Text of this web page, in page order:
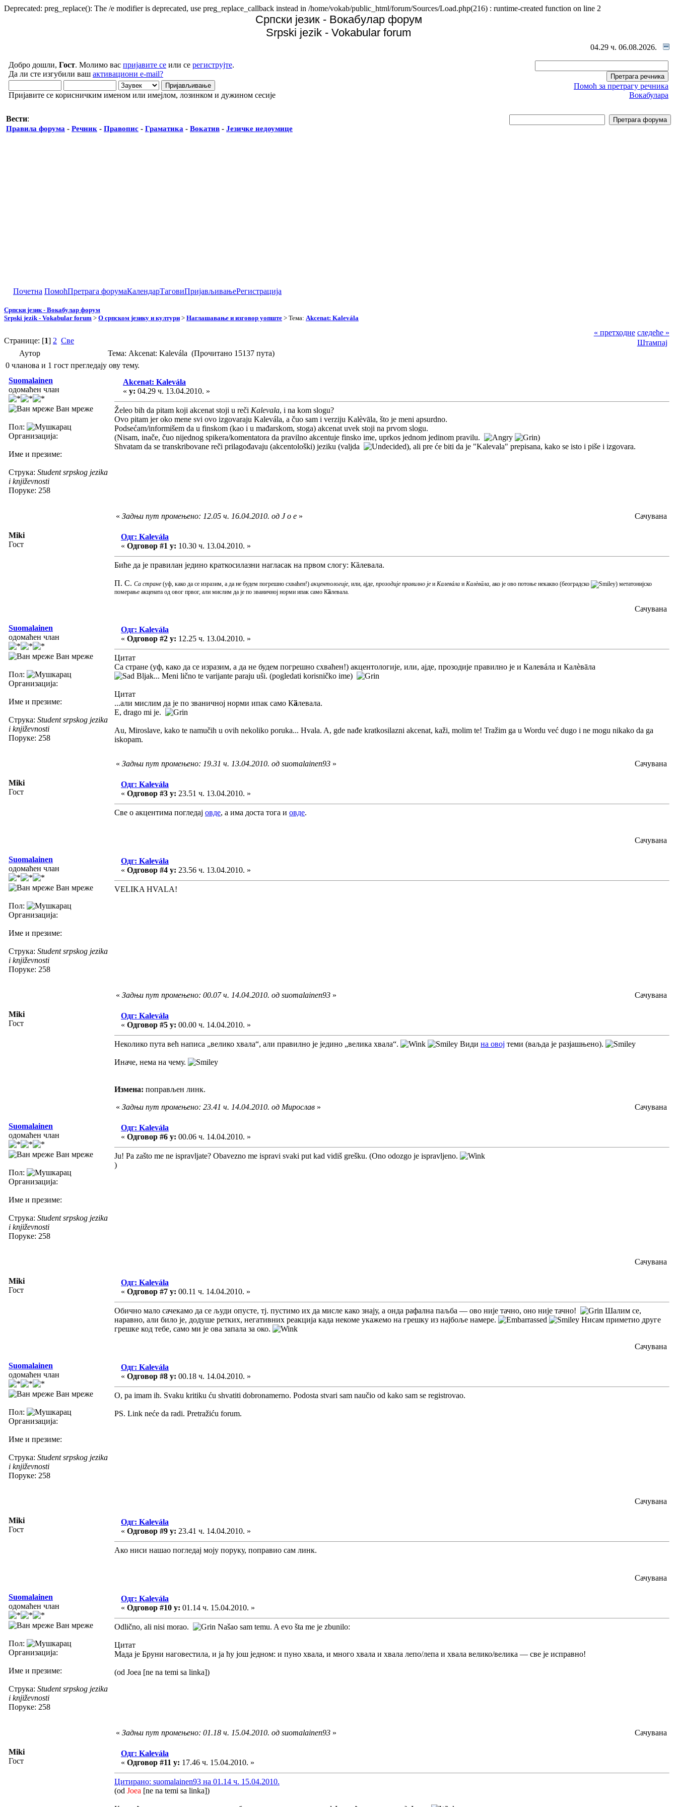
Deprecated: preg_replace(): The /e modifier is deprecated, use preg_replace_callback instead in /home/vokab/public_html/forum/Sources/Load.php(216) : runtime-created function on line 2
Српски језик - Вокабулар форум
Srpski jezik - Vokabular forum
04.29 ч. 06.08.2026.
Добро дошли, Гост. Молимо вас пријавите се или се региструјте.
Да ли сте изгубили ваш активациони e-mail?
Пријавите се корисничким именом или имејлом, лозинком и дужином сесије
Помоћ за претрагу речника
Вокабулара
Вести:
Правила форума - Речник - Правопис - Граматика - Вокатив - Језичке недоумице
Почетна ПомоћПретрага форумаКалендарТаговиПријављивањеРегистрација
Српски језик - Вокабулар форум
Srpski jezik - Vokabular forum > О српском језику и култури > Наглашавање и изговор уопште > Тема: Akcenat: Kalevála
Странице: [1] 2 Све
« претходне следеће »
Штампај
Аутор
Тема: Akcenat: Kalevála (Прочитано 15137 пута)
0 чланова и 1 гост прегледају ову тему.
Suomalainen
одомаћен члан
Ван мреже
Пол:
Организација:
Име и презиме:
Струка: Student srpskog jezika
i književnosti
Поруке: 258
Akcenat: Kalevála
« у: 04.29 ч. 13.04.2010. »
Želeo bih da pitam koji akcenat stoji u reči Kalevala, i na kom slogu?
Ovo pitam jer oko mene svi ovo izgovaraju Kalevála, a čuo sam i verziju Kalèvāla, što je meni apsurdno.
Podsećam/informišem da u finskom (kao i u mađarskom, stoga) akcenat uvek stoji na prvom slogu.
(Nisam, inače, čuo nijednog spikera/komentatora da pravilno akcentuje finsko ime, uprkos jednom jedinom pravilu.
)
Shvatam da se transkribovane reči prilagođavaju (akcentološki) jeziku (valjda
), ali pre će biti da je "Kalevala" prepisana, kako se isto i piše i izgovara.
« Задњи пут промењено: 12.05 ч. 16.04.2010. од J o e » Сачувана
Miki
Гост
Одг: Kalevála
« Одговор #1 у: 10.30 ч. 13.04.2010. »
Биће да је правилан једино краткосилазни нагласак на првом слогу: Кȁлевала.
П. С. Са стране (уф, како да се изразим, а да не будем погрешно схваћен!) акцентологије, или, ајде, прозодије правилно је и Калевáла и Калèвāла, ако је ово потоње некакво (београдско
) метатонијско
померање акцената од овог првог, али мислим да је по званичној норми ипак само Кȁлевала.
Сачувана
Suomalainen
одомаћен члан
Ван мреже
Пол:
Организација:
Име и презиме:
Струка: Student srpskog jezika
i književnosti
Поруке: 258
Одг: Kalevála
« Одговор #2 у: 12.25 ч. 13.04.2010. »
Цитат
Са стране (уф, како да се изразим, а да не будем погрешно схваћен!) акцентологије, или, ајде, прозодије правилно је и Калевáла и Калèвāла
Bljak... Meni lično te varijante paraju uši. (pogledati korisničko ime)
Цитат
...али мислим да је по званичној норми ипак само Кȁлевала.
E, drago mi je.
Au, Miroslave, kako te namučih u ovih nekoliko poruka... Hvala. A, gde nađe kratkosilazni akcenat, kaži, molim te! Tražim ga u Wordu već dugo i ne mogu nikako da ga
iskopam.
« Задњи пут промењено: 19.31 ч. 13.04.2010. од suomalainen93 » Сачувана
Miki
Гост
Одг: Kalevála
« Одговор #3 у: 23.51 ч. 13.04.2010. »
Све о акцентима погледај овде, а има доста тога и овде.
Сачувана
Suomalainen
одомаћен члан
Ван мреже
Пол:
Организација:
Име и презиме:
Струка: Student srpskog jezika
i književnosti
Поруке: 258
Одг: Kalevála
« Одговор #4 у: 23.56 ч. 13.04.2010. »
VELIKA HVALA!
« Задњи пут промењено: 00.07 ч. 14.04.2010. од suomalainen93 » Сачувана
Miki
Гост
Одг: Kalevála
« Одговор #5 у: 00.00 ч. 14.04.2010. »
Неколико пута већ написа „велико хвала“, али правилно је једино „велика хвала“. Види на овој теми (ваљда је разјашњено).
Иначе, нема на чему.
Измена: поправљен линк.
« Задњи пут промењено: 23.41 ч. 14.04.2010. од Мирослав » Сачувана
Suomalainen
одомаћен члан
Ван мреже
Пол:
Организација:
Име и презиме:
Струка: Student srpskog jezika
i književnosti
Поруке: 258
Одг: Kalevála
« Одговор #6 у: 00.06 ч. 14.04.2010. »
Ju! Pa zašto me ne ispravljate? Obavezno me ispravi svaki put kad vidiš grešku. (Ono odozgo je ispravljeno.
)
Сачувана
Miki
Гост
Одг: Kalevála
« Одговор #7 у: 00.11 ч. 14.04.2010. »
Обично мало сачекамо да се људи опусте, тј. пустимо их да мисле како знају, а онда рафална паљба — ово није тачно, оно није тачно!
Шалим се,
наравно, али било је, додуше ретких, негативних реакција када некоме укажемо на грешку из најбоље намере.
Нисам приметио друге
грешке код тебе, само ми је ова запала за око.
Сачувана
Suomalainen
одомаћен члан
Ван мреже
Пол:
Организација:
Име и презиме:
Струка: Student srpskog jezika
i književnosti
Поруке: 258
Одг: Kalevála
« Одговор #8 у: 00.18 ч. 14.04.2010. »
O, pa imam ih. Svaku kritiku ću shvatiti dobronamerno. Podosta stvari sam naučio od kako sam se registrovao.
PS. Link neće da radi. Pretražiću forum.
Сачувана
Miki
Гост
Одг: Kalevála
« Одговор #9 у: 23.41 ч. 14.04.2010. »
Ако ниси нашао погледај моју поруку, поправио сам линк.
Сачувана
Suomalainen
одомаћен члан
Ван мреже
Пол:
Организација:
Име и презиме:
Струка: Student srpskog jezika
i književnosti
Поруке: 258
Одг: Kalevála
« Одговор #10 у: 01.14 ч. 15.04.2010. »
Odlično, ali nisi morao. Našao sam temu. A evo šta me je zbunilo:
Цитат
Мада је Бруни наговестила, и ја ћу још једном: и пуно хвала, и много хвала и хвала лепо/лепа и хвала велико/велика — све је исправно!
(od Joea [ne na temi sa linka])
« Задњи пут промењено: 01.18 ч. 15.04.2010. од suomalainen93 » Сачувана
Miki
Гост
Одг: Kalevála
« Одговор #11 у: 17.46 ч. 15.04.2010. »
Цитирано: suomalainen93 на 01.14 ч. 15.04.2010.
(od Joea [ne na temi sa linka])